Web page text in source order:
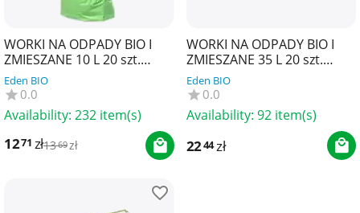
WORKI NA ODPADY BIO I
ZMIESZANE 10 L 20 szt.
(KOMPOSTOWALNE I
BIODEGRADOWALNE) -
BIOBAG
Eden BIO
0.0
Availability: 232 item(s)
1271 zł1369zł
WORKI NA ODPADY BIO I
ZMIESZANE 35 L 20 szt.
(KOMPOSTOWALNE I
BIODEGRADOWALNE) -
BIOBAG
Eden BIO
0.0
Availability: 92 item(s)
2244zł